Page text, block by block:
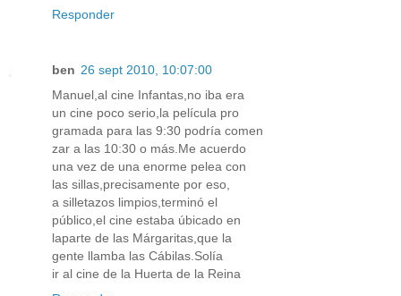
Responder
ben 26 sept 2010, 10:07:00
Manuel,al cine Infantas,no iba era
un cine poco serio,la película pro
gramada para las 9:30 podría comen
zar a las 10:30 o más.Me acuerdo
una vez de una enorme pelea con
las sillas,precisamente por eso,
a silletazos limpios,terminó el
público,el cine estaba úbicado en
laparte de las Márgaritas,que la
gente llamba las Cábilas.Solía
ir al cine de la Huerta de la Reina